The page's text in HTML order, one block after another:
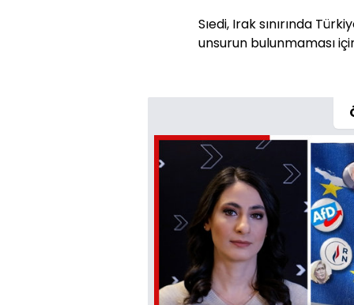
Sıedi, Irak sınırında
unsurun bulunmaması